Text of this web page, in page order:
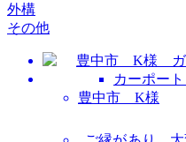
外構
その他
カーポー
豊中市 K様